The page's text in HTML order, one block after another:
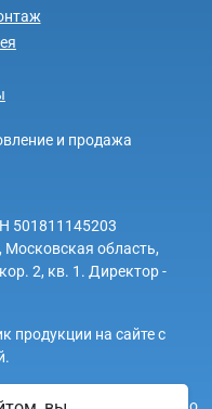
и продажа
501811145203
Московская область,
2, кв. 1. Директор -
продукции на сайте с
носит исключительно